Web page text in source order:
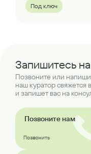
Под ключ
Запишитесь
Позвоните или
наш куратор
и запишет вас на
Позвоните нам
Позвонить